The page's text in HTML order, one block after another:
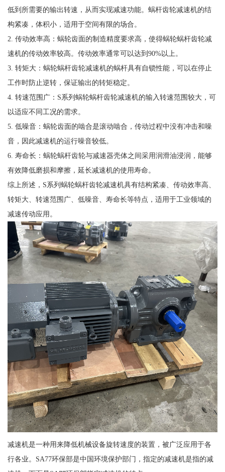
低到所需要的输出转速，从而实现减速功能。蜗杆齿轮减速机的结
构紧凑，体积小，适用于空间有限的场合。
2. 传动效率高：蜗轮齿面的制造精度要求高，使得蜗轮蜗杆齿轮减
速机的传动效率较高。传动效率通常可以达到90%以上。
3. 转矩大：蜗轮蜗杆齿轮减速机的蜗杆具有自锁性能，可以在停止
工作时防止逆转，保证输出的转矩稳定。
4. 转速范围广：S系列蜗轮蜗杆齿轮减速机的输入转速范围较大，可
以适应不同工况的需求。
5. 低噪音：蜗轮齿面的啮合是滚动啮合，传动过程中没有冲击和噪
音，因此减速机的运行噪音较低。
6. 寿命长：蜗轮蜗杆齿轮与减速器壳体之间采用润滑油浸润，能够
有效降低磨损和摩擦，延长减速机的使用寿命。
综上所述，S系列蜗轮蜗杆齿轮减速机具有结构紧凑、传动效率高、
转矩大、转速范围广、低噪音、寿命长等特点，适用于工业领域的
减速传动应用。
减速机是一种用来降低机械设备旋转速度的装置，被广泛应用于各
行各业。SA77环保部是中国环境保护部门，指定的减速机是指的减